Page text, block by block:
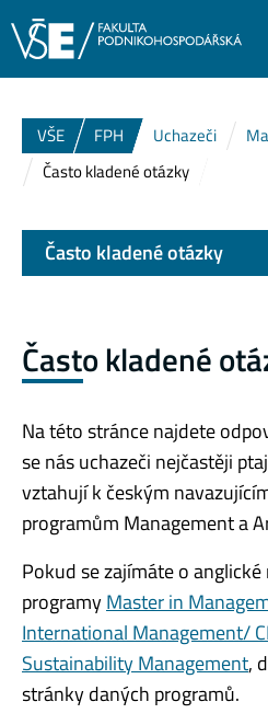
VŠE FPH Uchazeči
Často kladené otázky
Často kladené
Na této stránce najdete
se nás uchazeči nejčastěji
vztahují k českým
programům Management a
Pokud se zajímáte o
programyMaster in
International Management/
Sustainability Management,
stránky daných programů.
Často kladené otázky